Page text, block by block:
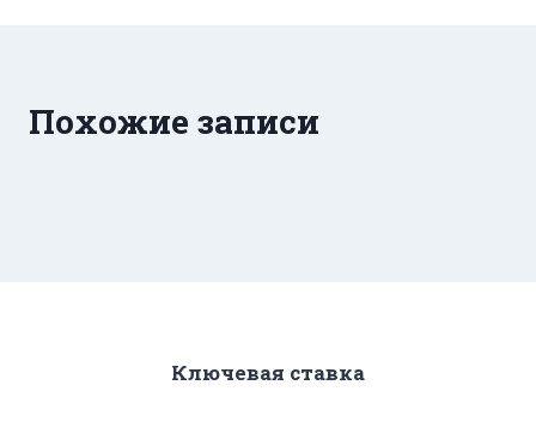
Похожие записи
Ключевая ставка